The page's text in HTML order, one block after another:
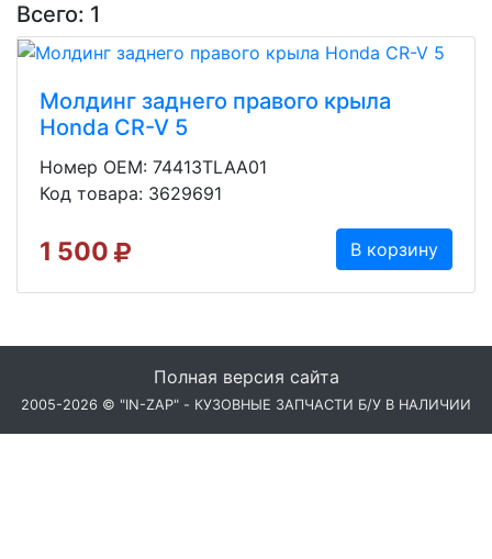
Всего: 1
Молдинг заднего правого крыла
Honda CR-V 5
Номер OEM: 74413TLAA01
Код товара: 3629691
1 500 В корзину
Полная версия сайта
2005-2026 © "IN-ZAP" - КУЗОВНЫЕ ЗАПЧАСТИ Б/У В НАЛИЧИИ